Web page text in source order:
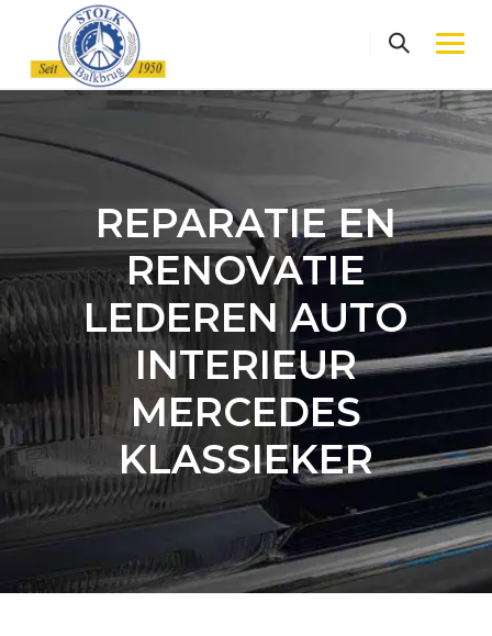
content
REPARATIE EN
RENOVATIE
LEDEREN AUTO
INTERIEUR
MERCEDES
KLASSIEKER